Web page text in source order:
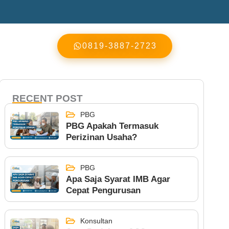
0819-3887-2723
RECENT POST
PBG
PBG Apakah Termasuk
Perizinan Usaha?
PBG
Apa Saja Syarat IMB Agar
Cepat Pengurusan
Konsultan